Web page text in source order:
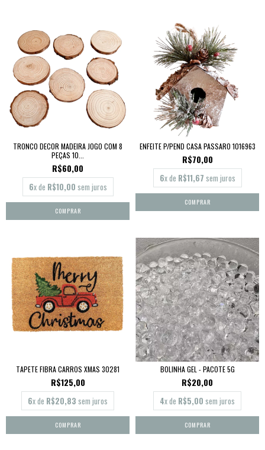
TRONCO DECOR MADEIRA JOGO COM 8
PEÇAS 10...
R$60,00
6x de R$10,00 sem juros
ENFEITE P/PEND CASA PASSARO 1016963
R$70,00
6x de R$11,67 sem juros
TAPETE FIBRA CARROS XMAS 30281
R$125,00
6x de R$20,83 sem juros
BOLINHA GEL - PACOTE 5G
R$20,00
4x de R$5,00 sem juros